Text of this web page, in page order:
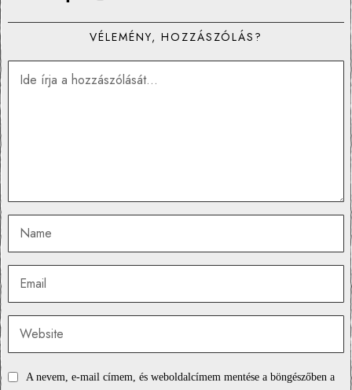
VÉLEMÉNY, HOZZÁSZÓLÁS?
A nevem, e-mail címem, és weboldalcímem mentése a böngészőben a